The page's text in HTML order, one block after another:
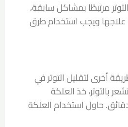
مرتبطًا بمشاكل سابقة،
علاجها ويجب استخدام طرق
أخرى لتقليل التوتر في
بالتوتر، خذ العلكة
لمدة 3 دقائق. حاول استخدام العلكة